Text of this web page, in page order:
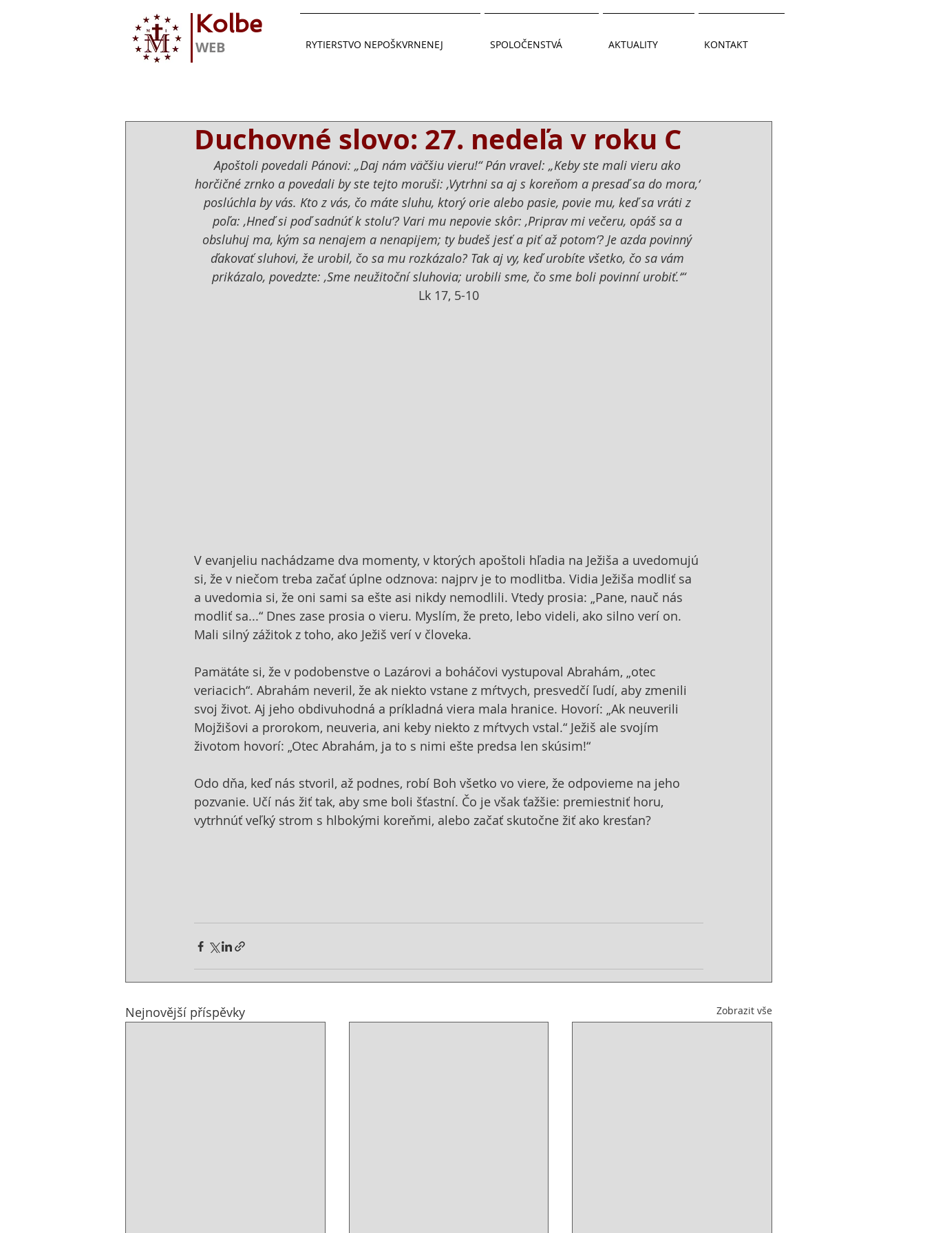
Kolbe
WEB RYTIERSTVO NEPOŠKVRNENEJ SPOLOČENSTVÁ AKTUALITY KONTAKT
Duchovné slovo: 27. nedeľa v roku C
Apoštoli povedali Pánovi: „Daj nám väčšiu vieru!“ Pán vravel: „Keby ste mali vieru ako
horčičné zrnko a povedali by ste tejto moruši: ‚Vytrhni sa aj s koreňom a presaď sa do mora,‘
poslúchla by vás. Kto z vás, čo máte sluhu, ktorý orie alebo pasie, povie mu, keď sa vráti z
poľa: ‚Hneď si poď sadnúť k stolu‘? Vari mu nepovie skôr: ‚Priprav mi večeru, opáš sa a
obsluhuj ma, kým sa nenajem a nenapijem; ty budeš jesť a piť až potom‘? Je azda povinný
ďakovať sluhovi, že urobil, čo sa mu rozkázalo? Tak aj vy, keď urobíte všetko, čo sa vám
prikázalo, povedzte: ‚Sme neužitoční sluhovia; urobili sme, čo sme boli povinní urobiť.‘“
Lk 17, 5-10
V evanjeliu nachádzame dva momenty, v ktorých apoštoli hľadia na Ježiša a uvedomujú
si, že v niečom treba začať úplne odznova: najprv je to modlitba. Vidia Ježiša modliť sa
a uvedomia si, že oni sami sa ešte asi nikdy nemodlili. Vtedy prosia: „Pane, nauč nás
modliť sa...“ Dnes zase prosia o vieru. Myslím, že preto, lebo videli, ako silno verí on.
Mali silný zážitok z toho, ako Ježiš verí v človeka.
Pamätáte si, že v podobenstve o Lazárovi a boháčovi vystupoval Abrahám, „otec
veriacich“. Abrahám neveril, že ak niekto vstane z mŕtvych, presvedčí ľudí, aby zmenili
svoj život. Aj jeho obdivuhodná a príkladná viera mala hranice. Hovorí: „Ak neuverili
Mojžišovi a prorokom, neuveria, ani keby niekto z mŕtvych vstal.“ Ježiš ale svojím
životom hovorí: „Otec Abrahám, ja to s nimi ešte predsa len skúsim!“
Odo dňa, keď nás stvoril, až podnes, robí Boh všetko vo viere, že odpovieme na jeho
pozvanie. Učí nás žiť tak, aby sme boli šťastní. Čo je však ťažšie: premiestniť horu,
vytrhnúť veľký strom s hlbokými koreňmi, alebo začať skutočne žiť ako kresťan?
Nejnovější příspěvky Zobrazit vše